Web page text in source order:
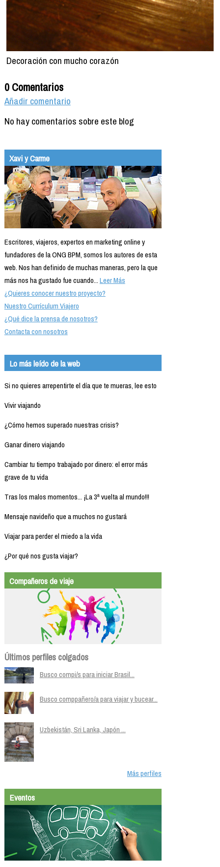
Decoración con mucho corazón
0 Comentarios
Añadir comentario
No hay comentarios sobre este blog
Xavi y Carme
Escritores, viajeros, expertos en marketing online y
fundadores de la ONG BPM, somos los autores de esta
web. Nos han definido de muchas maneras, pero la que
más nos ha gustado fue cuando...Leer Más
¿Quieres conocer nuestro proyecto?
Nuestro Currículum Viajero
¿Qué dice la prensa de nosotros?
Contacta con nosotros
Lo más leído de la web
Si no quieres arrepentirte el día que te mueras, lee esto
Vivir viajando
¿Cómo hemos superado nuestras crisis?
Ganar dinero viajando
Cambiar tu tiempo trabajado por dinero: el error más
grave de tu vida
Tras los malos momentos... ¡La 3ª vuelta al mundo!!!
Mensaje navideño que a muchos no gustará
Viajar para perder el miedo a la vida
¿Por qué nos gusta viajar?
Compañeros de viaje
Últimos perfiles colgados
Busco compi/s para iniciar Brasil...
Busco comppañero/a para viajar y bucear...
Uzbekistán, Sri Lanka, Japón ...
Más perfiles
Eventos